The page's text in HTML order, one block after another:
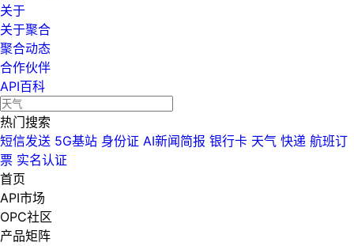
关于
关于聚合
聚合动态
合作伙伴
API百科
热门搜索
短信发送 5G基站 身份证 AI新闻简报 银行卡 天气 快递 航班订
票 实名认证
首页
API市场
OPC社区
产品矩阵